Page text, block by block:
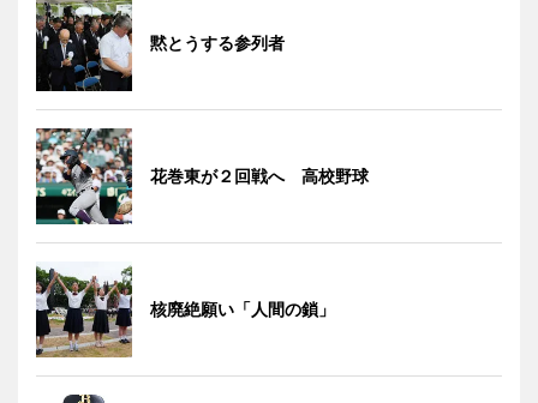
黙とうする参列者
花巻東が２回戦へ 高校野球
核廃絶願い「人間の鎖」